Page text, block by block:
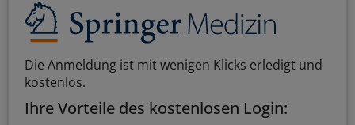
Die Anmeldung ist mit wenigen Klicks erledigt und
kostenlos.
Ihre Vorteile des kostenlosen Login: